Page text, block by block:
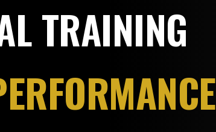
TRAINING